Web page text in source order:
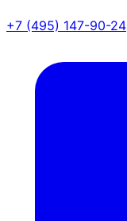
+7 (495) 147-90-24